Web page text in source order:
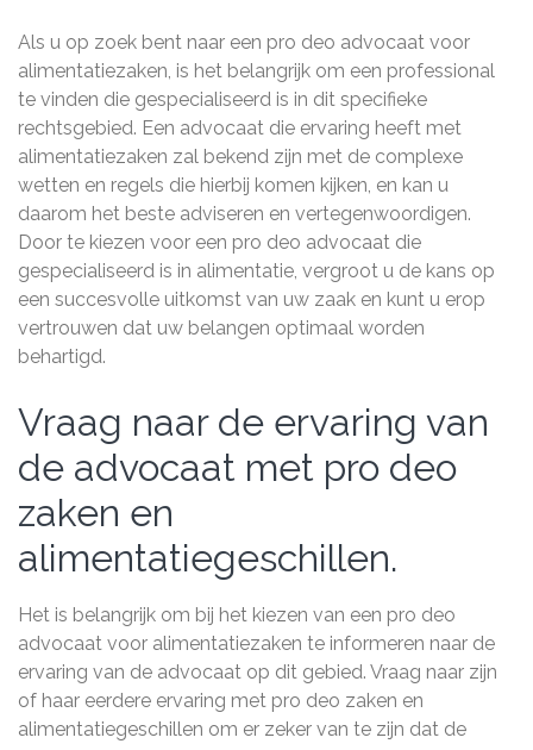
Als u op zoek bent naar een pro deo advocaat voor
alimentatiezaken, is het belangrijk om een professional
te vinden die gespecialiseerd is in dit specifieke
rechtsgebied. Een advocaat die ervaring heeft met
alimentatiezaken zal bekend zijn met de complexe
wetten en regels die hierbij komen kijken, en kan u
daarom het beste adviseren en vertegenwoordigen.
Door te kiezen voor een pro deo advocaat die
gespecialiseerd is in alimentatie, vergroot u de kans op
een succesvolle uitkomst van uw zaak en kunt u erop
vertrouwen dat uw belangen optimaal worden
behartigd.
Vraag naar de ervaring van
de advocaat met pro deo
zaken en
alimentatiegeschillen.
Het is belangrijk om bij het kiezen van een pro deo
advocaat voor alimentatiezaken te informeren naar de
ervaring van de advocaat op dit gebied. Vraag naar zijn
of haar eerdere ervaring met pro deo zaken en
alimentatiegeschillen om er zeker van te zijn dat de